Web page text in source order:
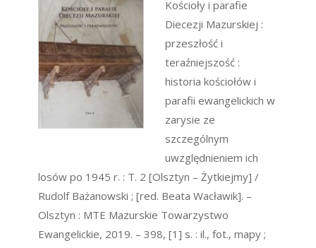
Kościoły i parafie
Diecezji Mazurskiej :
przeszłość i
teraźniejszość :
historia kościołów i
parafii ewangelickich w
zarysie ze
szczególnym
uwzględnieniem ich
losów po 1945 r. : T. 2 [Olsztyn – Żytkiejmy] /
Rudolf Bażanowski ; [red. Beata Wacławik]. –
Olsztyn : MTE Mazurskie Towarzystwo
Ewangelickie, 2019. – 398, [1] s. : il., fot., mapy ;